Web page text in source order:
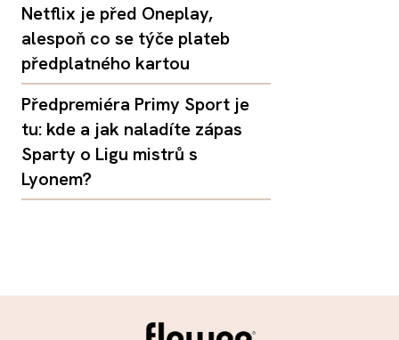
Netflix je před Oneplay,
alespoň co se týče plateb
předplatného kartou
Předpremiéra Primy Sport je
tu: kde a jak naladíte zápas
Sparty o Ligu mistrů s
Lyonem?